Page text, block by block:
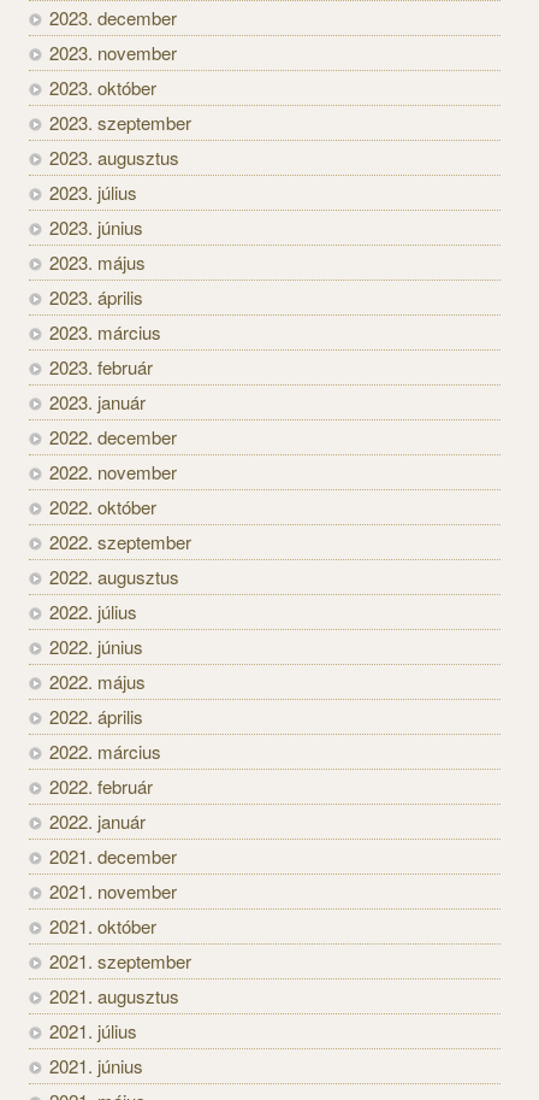
2023. december
2023. november
2023. október
2023. szeptember
2023. augusztus
2023. július
2023. június
2023. május
2023. április
2023. március
2023. február
2023. január
2022. december
2022. november
2022. október
2022. szeptember
2022. augusztus
2022. július
2022. június
2022. május
2022. április
2022. március
2022. február
2022. január
2021. december
2021. november
2021. október
2021. szeptember
2021. augusztus
2021. július
2021. június